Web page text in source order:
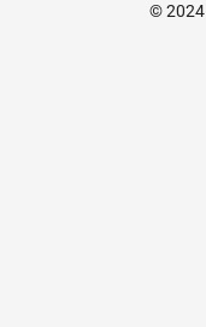
© 2024